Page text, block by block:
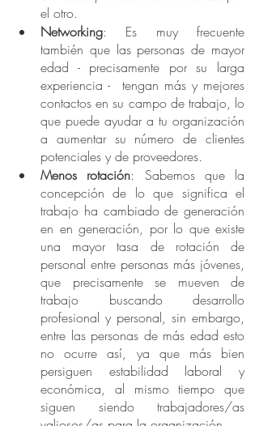
el otro.
Networking: Es muy frecuente
también que las personas de mayor
edad - precisamente por su larga
experiencia -  tengan más y mejores
contactos en su campo de trabajo, lo
que puede ayudar a tu organización
a aumentar su número de clientes
potenciales y de proveedores.
Menos rotación: Sabemos que la
concepción de lo que significa el
trabajo ha cambiado de generación
en en generación, por lo que existe
una mayor tasa de rotación de
personal entre personas más jóvenes,
que precisamente se mueven de
trabajo buscando desarrollo
profesional y personal, sin embargo,
entre las personas de más edad esto
no ocurre así, ya que más bien
persiguen estabilidad laboral y
económica, al mismo tiempo que
siguen siendo trabajadores/as